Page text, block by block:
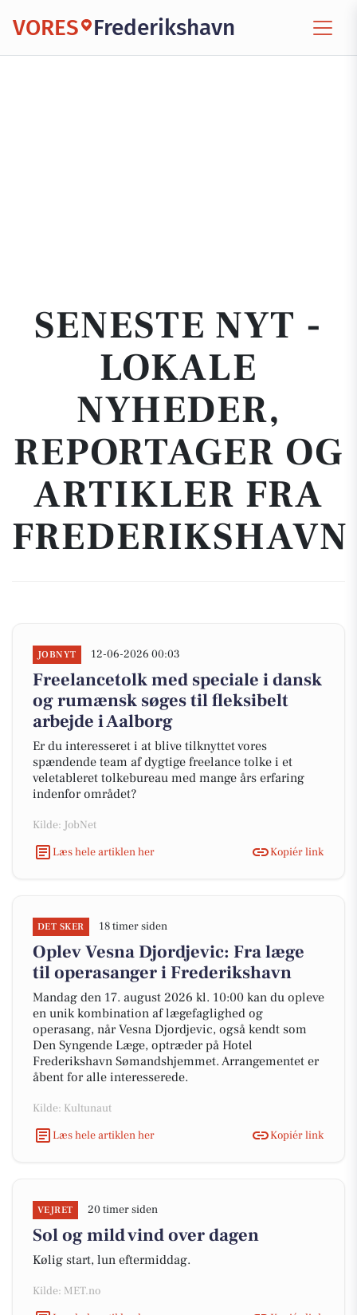
VORES Frederikshavn
SENESTE NYT -
LOKALE
NYHEDER,
REPORTAGER OG
ARTIKLER FRA
FREDERIKSHAVN
JOBNYT 12-06-2026 00:03
Freelancetolk med speciale i dansk
og rumænsk søges til fleksibelt
arbejde i Aalborg
Er du interesseret i at blive tilknyttet vores
spændende team af dygtige freelance tolke i et
veletableret tolkebureau med mange års erfaring
indenfor området?
Kilde: JobNet
Læs hele artiklen her
Kopiér link
DET SKER 18 timer siden
Oplev Vesna Djordjevic: Fra læge
til operasanger i Frederikshavn
Mandag den 17. august 2026 kl. 10:00 kan du opleve
en unik kombination af lægefaglighed og
operasang, når Vesna Djordjevic, også kendt som
Den Syngende Læge, optræder på Hotel
Frederikshavn Sømandshjemmet. Arrangementet er
åbent for alle interesserede.
Kilde: Kultunaut
Læs hele artiklen her
Kopiér link
VEJRET 20 timer siden
Sol og mild vind over dagen
Kølig start, lun eftermiddag.
Kilde: MET.no